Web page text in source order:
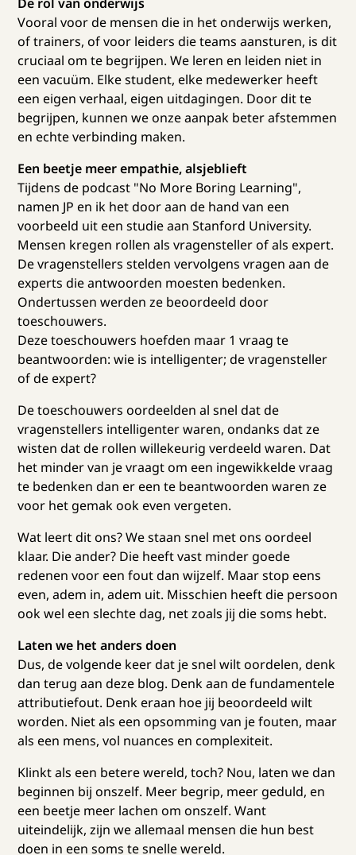
Vooral voor de mensen die in het onderwijs werken,
of trainers, of voor leiders die teams aansturen, is dit
cruciaal om te begrijpen. We leren en leiden niet in
een vacuüm. Elke student, elke medewerker heeft
een eigen verhaal, eigen uitdagingen. Door dit te
begrijpen, kunnen we onze aanpak beter afstemmen
en echte verbinding maken.
Een beetje meer empathie, alsjeblieft
Tijdens de podcast "No More Boring Learning",
namen JP en ik het door aan de hand van een
voorbeeld uit een studie aan Stanford University.
Mensen kregen rollen als vragensteller of als expert.
De vragenstellers stelden vervolgens vragen aan de
experts die antwoorden moesten bedenken.
Ondertussen werden ze beoordeeld door
toeschouwers.
Deze toeschouwers hoefden maar 1 vraag te
beantwoorden: wie is intelligenter; de vragensteller
of de expert?
De toeschouwers oordeelden al snel dat de
vragenstellers intelligenter waren, ondanks dat ze
wisten dat de rollen willekeurig verdeeld waren. Dat
het minder van je vraagt om een ingewikkelde vraag
te bedenken dan er een te beantwoorden waren ze
voor het gemak ook even vergeten.
Wat leert dit ons? We staan snel met ons oordeel
klaar. Die ander? Die heeft vast minder goede
redenen voor een fout dan wijzelf. Maar stop eens
even, adem in, adem uit. Misschien heeft die persoon
ook wel een slechte dag, net zoals jij die soms hebt.
Laten we het anders doen
Dus, de volgende keer dat je snel wilt oordelen, denk
dan terug aan deze blog. Denk aan de fundamentele
attributiefout. Denk eraan hoe jij beoordeeld wilt
worden. Niet als een opsomming van je fouten, maar
als een mens, vol nuances en complexiteit.
Klinkt als een betere wereld, toch? Nou, laten we dan
beginnen bij onszelf. Meer begrip, meer geduld, en
een beetje meer lachen om onszelf. Want
uiteindelijk, zijn we allemaal mensen die hun best
doen in een soms te snelle wereld.